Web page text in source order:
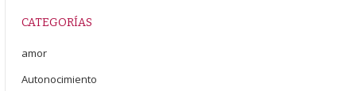
CATEGORÍAS
amor
Autonocimiento